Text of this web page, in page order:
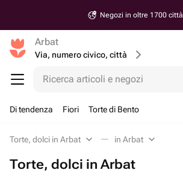
Negozi in oltre 1700 città
Arbat
Via, numero civico, città
Ricerca articoli e negozi
Di tendenza Fiori Torte di Bento
Torte, dolci in Arbat in Arbat
Torte, dolci in Arbat